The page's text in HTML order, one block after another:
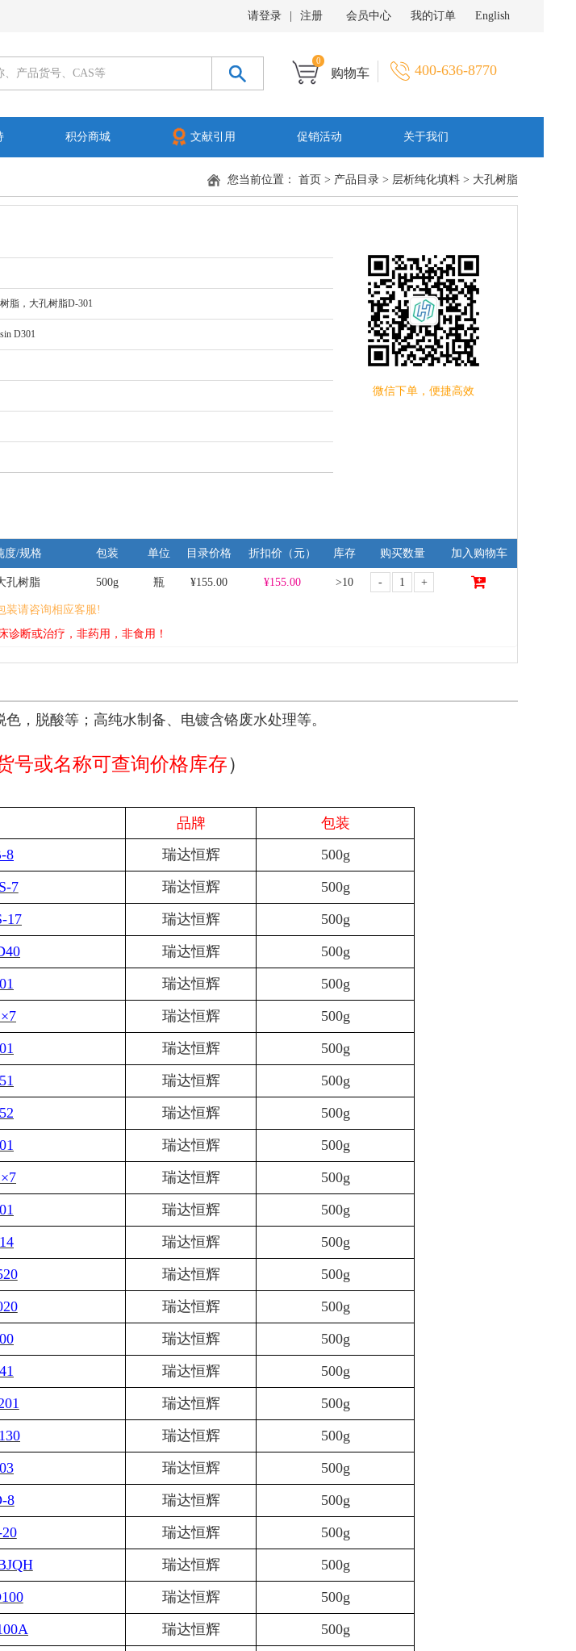
请登录 注册 会员中心 我的订单 English
0
购物车 400-636-8770
积分商城 文献引用 促销活动 关于我们
您当前位置： 首页 > 产品目录 > 层析纯化填料 > 大孔树脂
脂，大孔树脂D-301
D301
微信下单，便捷高效
度/规格 包装 单位 目录价格 折扣价（元） 库存 购买数量 加入购物车
孔树脂 500g 瓶 ¥155.00 ¥155.00 >10 - +
装请咨询相应客服!
断或治疗，非药用，非食用！
脱酸等；高纯水制备、电镀含铬废水处理等。
号或名称可查询价格库存）
品牌
包装
8 瑞达恒辉
500g
7 瑞达恒辉
500g
17 瑞达恒辉
500g
瑞达恒辉
500g
瑞达恒辉
500g
瑞达恒辉
500g
瑞达恒辉
500g
瑞达恒辉
500g
瑞达恒辉
500g
瑞达恒辉
500g
瑞达恒辉
500g
瑞达恒辉
500g
瑞达恒辉
500g
瑞达恒辉
500g
瑞达恒辉
500g
瑞达恒辉
500g
瑞达恒辉
500g
瑞达恒辉
500g
瑞达恒辉
500g
瑞达恒辉
500g
8 瑞达恒辉
500g
瑞达恒辉
500g
瑞达恒辉
500g
瑞达恒辉
500g
瑞达恒辉
500g